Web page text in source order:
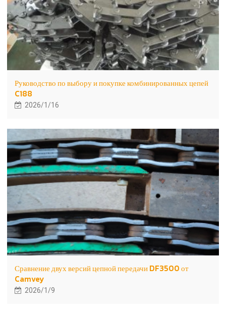
Руководство по выбору и покупке комбинированных цепей
C188
2026/1/16
Сравнение двух версий цепной передачи DF3500 от
Camvey
2026/1/9